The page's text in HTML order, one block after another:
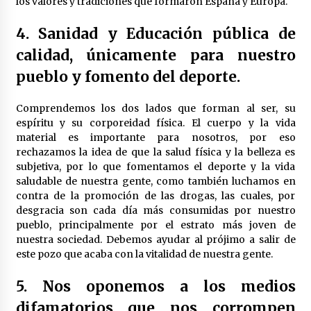
4. Sanidad y Educación pública de
calidad, únicamente para nuestro
pueblo y fomento del deporte.
Comprendemos los dos lados que forman al ser, su
espíritu y su corporeidad física. El cuerpo y la vida
material es importante para nosotros, por eso
rechazamos la idea de que la salud física y la belleza es
subjetiva, por lo que fomentamos el deporte y la vida
saludable de nuestra gente, como también luchamos en
contra de la promoción de las drogas, las cuales, por
desgracia son cada día más consumidas por nuestro
pueblo, principalmente por el estrato más joven de
nuestra sociedad. Debemos ayudar al prójimo a salir de
este pozo que acaba con la vitalidad de nuestra gente.
5. Nos oponemos a los medios